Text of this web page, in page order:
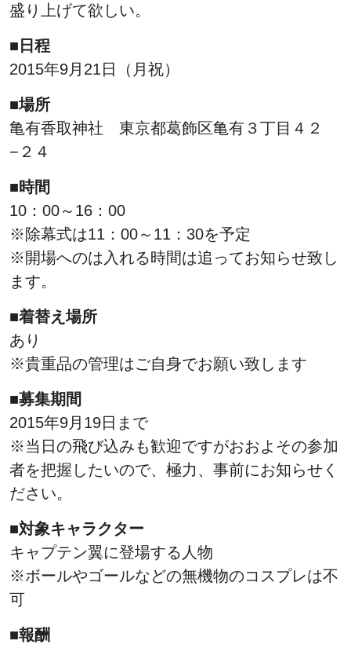
盛り上げて欲しい。
■日程
2015年9月21日（月祝）
■場所
亀有香取神社 東京都葛飾区亀有３丁目４２
−２４
■時間
10：00～16：00
※除幕式は11：00～11：30を予定
※開場へのは入れる時間は追ってお知らせ致し
ます。
■着替え場所
あり
※貴重品の管理はご自身でお願い致します
■募集期間
2015年9月19日まで
※当日の飛び込みも歓迎ですがおおよその参加
者を把握したいので、極力、事前にお知らせく
ださい。
■対象キャラクター
キャプテン翼に登場する人物
※ボールやゴールなどの無機物のコスプレは不
可
■報酬